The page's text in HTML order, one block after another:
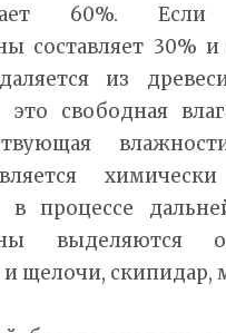
60%. Если
составляет 30% и
из
свободная
химически
в процессе
выделяются
щелочи, скипидар,